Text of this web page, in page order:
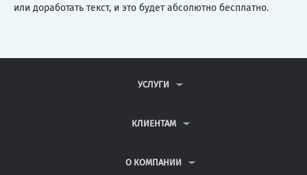
или доработать текст, и это будет абсолютно бесплатно.
УСЛУГИ
ДИПЛОМНЫЕ РАБОТЫ
РЕФЕРАТЫ
КЛИЕНТАМ
ВОПРОСЫ И ОТВЕТЫ
О КОМПАНИИ